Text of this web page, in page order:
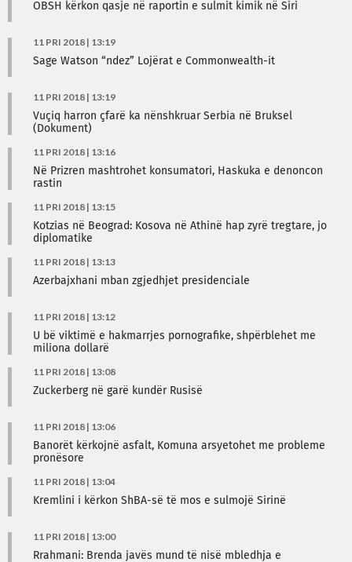
OBSH kërkon qasje në raportin e sulmit kimik në Siri
11 PRI 2018 | 13:19
Sage Watson “ndez” Lojërat e Commonwealth-it
11 PRI 2018 | 13:19
Vuçiq harron çfarë ka nënshkruar Serbia në Bruksel
(Dokument)
11 PRI 2018 | 13:16
Në Prizren mashtrohet konsumatori, Haskuka e denoncon
rastin
11 PRI 2018 | 13:15
Kotzias në Beograd: Kosova në Athinë hap zyrë tregtare, jo
diplomatike
11 PRI 2018 | 13:13
Azerbajxhani mban zgjedhjet presidenciale
11 PRI 2018 | 13:12
U bë viktimë e hakmarrjes pornografike, shpërblehet me
miliona dollarë
11 PRI 2018 | 13:08
Zuckerberg në garë kundër Rusisë
11 PRI 2018 | 13:06
Banorët kërkojnë asfalt, Komuna arsyetohet me probleme
pronësore
11 PRI 2018 | 13:04
Kremlini i kërkon ShBA-së të mos e sulmojë Sirinë
11 PRI 2018 | 13:00
Rrahmani: Brenda javës mund të nisë mbledhja e